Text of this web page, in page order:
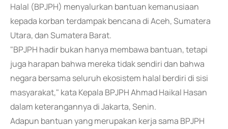
Halal (BPJPH) menyalurkan bantuan kemanusiaan
kepada korban terdampak bencana di Aceh, Sumatera
Utara, dan Sumatera Barat.
"BPJPH hadir bukan hanya membawa bantuan, tetapi
juga harapan bahwa mereka tidak sendiri dan bahwa
negara bersama seluruh ekosistem halal berdiri di sisi
masyarakat," kata Kepala BPJPH Ahmad Haikal Hasan
dalam keterangannya di Jakarta, Senin.
Adapun bantuan yang merupakan kerja sama BPJPH